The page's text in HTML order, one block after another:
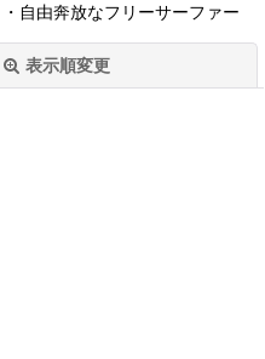
自由奔放なフリーサーファー
表示順変更